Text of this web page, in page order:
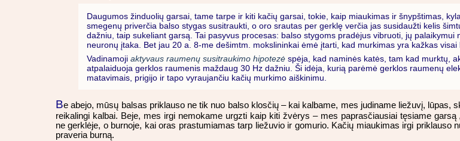
Daugumos žinduolių garsai, tame tarpe ir kiti kačių garsai, tokie, kaip miaukimas ir šnypštimas,
smegenų priverčia balso stygas susitraukti, o oro srautas per gerklę verčia jas susidaužti kelis
dažniu, taip sukeliant garsą. Tai pasyvus procesas: balso stygoms pradėjus vibruoti, jų palaikymui
neuronų įtaka. Bet jau 20 a. 8-me dešimtm. mokslininkai ėmė įtarti, kad murkimas yra kažkas visai
Vadinamoji aktyvaus raumenų susitraukimo hipotezė spėja, kad naminės katės, tam kad murktų,
atpalaiduoja gerklos raumenis maždaug 30 Hz dažniu. Ši idėja, kurią parėmė gerklos raumenų
matavimais, prigijo ir tapo vyraujančiu kačių murkimo aiškinimu.
Be abejo, mūsų balsas priklauso ne tik nuo balso klosčių – kai kalbame, mes judiname liežuvį, lūpas,
reikalingi kalbai. Beje, mes irgi nemokame urgzti kaip kiti žvėrys – mes paprasčiausiai tęsiame garsą
ne gerklėje, o burnoje, kai oras prastumiamas tarp liežuvio ir gomurio. Kačių miaukimas irgi priklauso
praveria burną.